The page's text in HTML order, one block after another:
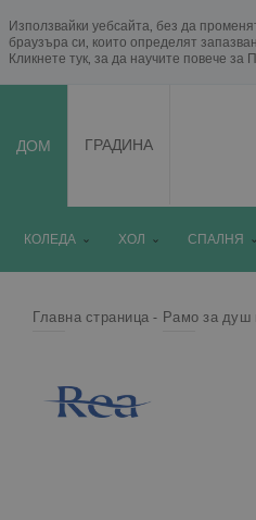
Използвайки уебсайта, без да
браузъра си, които определят
Кликнете тук, за да научите повече за
ДОМ ГРАДИНА
КОЛЕДА ХОЛ СПАЛНЯ
Главна страница Рамо за душ